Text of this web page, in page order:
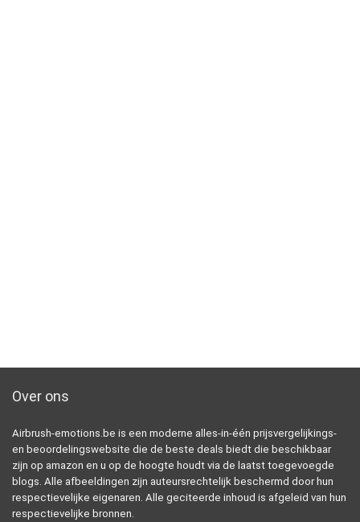
Over ons
Airbrush-emotions.be is een moderne alles-in-één prijsvergelijkings-
en beoordelingswebsite die de beste deals biedt die beschikbaar
zijn op amazon en u op de hoogte houdt via de laatst toegevoegde
blogs. Alle afbeeldingen zijn auteursrechtelijk beschermd door hun
respectievelijke eigenaren. Alle geciteerde inhoud is afgeleid van hun
respectievelijke bronnen.